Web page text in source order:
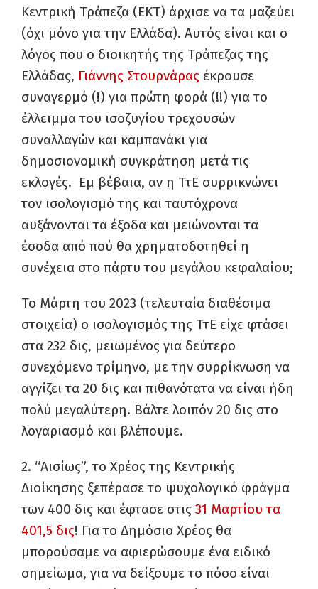
Κεντρική Τράπεζα (ΕΚΤ) άρχισε να τα μαζεύει
(όχι μόνο για την Ελλάδα). Αυτός είναι και ο
λόγος που ο διοικητής της Τράπεζας της
Ελλάδας, Γιάννης Στουρνάρας έκρουσε
συναγερμό (!) για πρώτη φορά (!!) για το
έλλειμμα του ισοζυγίου τρεχουσών
συναλλαγών και καμπανάκι για
δημοσιονομική συγκράτηση μετά τις
εκλογές. Εμ βέβαια, αν η ΤτΕ συρρικνώνει
τον ισολογισμό της και ταυτόχρονα
αυξάνονται τα έξοδα και μειώνονται τα
έσοδα από πού θα χρηματοδοτηθεί η
συνέχεια στο πάρτυ του μεγάλου κεφαλαίου;
Το Μάρτη του 2023 (τελευταία διαθέσιμα
στοιχεία) ο ισολογισμός της ΤτΕ είχε φτάσει
στα 232 δις, μειωμένος για δεύτερο
συνεχόμενο τρίμηνο, με την συρρίκνωση να
αγγίζει τα 20 δις και πιθανότατα να είναι ήδη
πολύ μεγαλύτερη. Βάλτε λοιπόν 20 δις στο
λογαριασμό και βλέπουμε.
2. “Αισίως”, το Χρέος της Κεντρικής
Διοίκησης ξεπέρασε το ψυχολογικό φράγμα
των 400 δις και έφτασε στις 31 Μαρτίου τα
401,5 δις! Για το Δημόσιο Χρέος θα
μπορούσαμε να αφιερώσουμε ένα ειδικό
σημείωμα, για να δείξουμε το πόσο είναι